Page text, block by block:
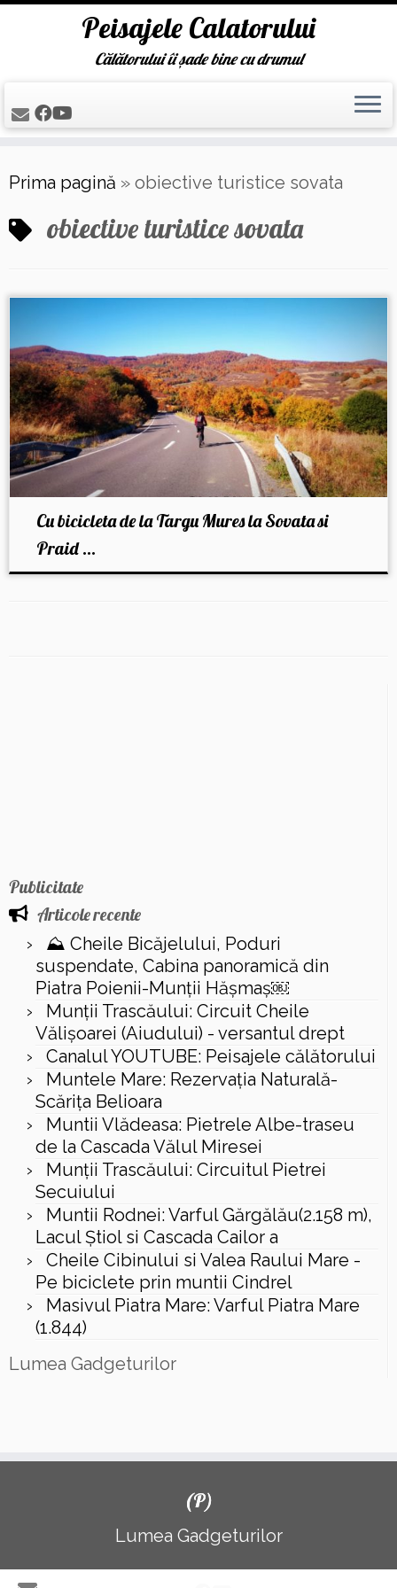
to
content
Peisajele Calatorului
Călătorului îi șade bine cu drumul
Prima pagină » obiective turistice sovata
obiective turistice sovata
Cu bicicleta de la Targu Mures la Sovata si
Praid ...
Publicitate
Articole recente
⛰️ Cheile Bicăjelului, Poduri
suspendate, Cabina panoramică din
Piatra Poienii-Munții Hășmaș￼
Munții Trascăului: Circuit Cheile
Vălișoarei (Aiudului) - versantul drept
Canalul YOUTUBE: Peisajele călătorului
Muntele Mare: Rezervaţia Naturală-
Scăriţa Belioara
Muntii Vlădeasa: Pietrele Albe-traseu
de la Cascada Vălul Miresei
Munții Trascăului: Circuitul Pietrei
Secuiului
Muntii Rodnei: Varful Gărgălău(2.158 m),
Lacul Ştiol si Cascada Cailor a
Cheile Cibinului si Valea Raului Mare -
Pe biciclete prin muntii Cindrel
Masivul Piatra Mare: Varful Piatra Mare
(1.844)
Lumea Gadgeturilor
(P)
Lumea Gadgeturilor